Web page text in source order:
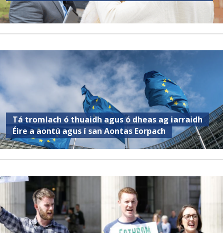
Tá tromlach ó thuaidh agus ó dheas ag iarraidh
Éire a aontú agus í san Aontas Eorpach